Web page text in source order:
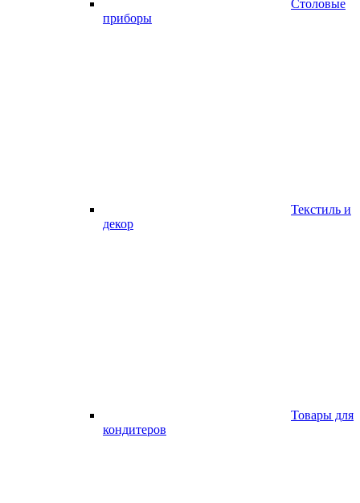
Столовые
приборы
Текстиль и
декор
Товары для
кондитеров